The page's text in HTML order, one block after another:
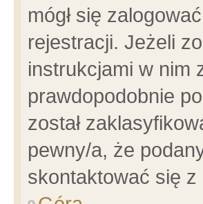
mógł się
rejestracji. Jeżeli
instrukcjami w nim
prawdopodobnie
został
pewny/a, że
skontaktować się